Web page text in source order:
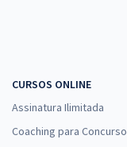
TRF 5ª Região -
Judiciário - Área
CURSOS ONLINE
Assinatura Ilimitada
Coaching para